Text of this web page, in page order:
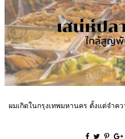
ผมเกิดในกรุงเทพมหานคร ตั้งแต่จำค